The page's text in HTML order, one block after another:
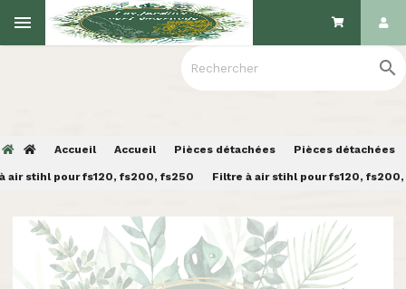

Accueil Accueil Pièces détachées Pièces détachées
air stihl pour fs120, fs200, fs250 Filtre à air stihl pour fs120,